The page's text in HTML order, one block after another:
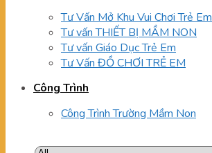
Tư Vấn Mở Khu Vui Chơi Trẻ Em
Tư vấn THIẾT BỊ MẦM NON
Tư vấn Giáo Dục Trẻ Em
Tư Vấn ĐỒ CHƠI TRẺ EM
Công Trình
Công Trình Trường Mầm Non